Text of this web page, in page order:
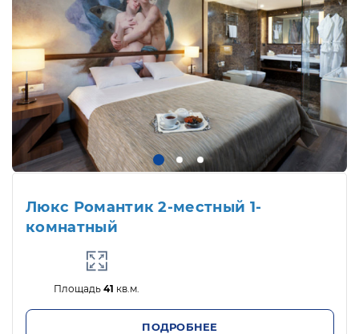
Люкс Романтик 2-местный 1-
комнатный
Площадь41 кв.м.
ПОДРОБНЕЕ